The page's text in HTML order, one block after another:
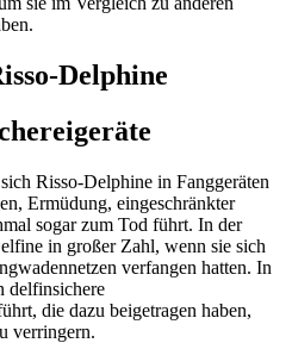
Delphine
e
Risso-Delphine in Fanggeräten
Ermüdung, eingeschränkter
sogar zum Tod führt. In der
in großer Zahl, wenn sie sich
verfangen hatten. In
delfinsichere
, die dazu beigetragen haben,
verringern.